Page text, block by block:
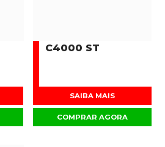
C4000 ST
SAIBA MAIS
COMPRAR AGORA